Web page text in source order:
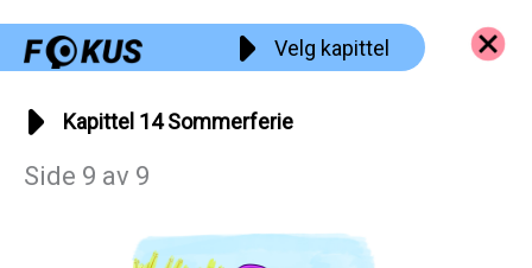
rett
til
innholdet
Velg kapittel
Kapittel 14 Sommerferie
Side 9 av 9